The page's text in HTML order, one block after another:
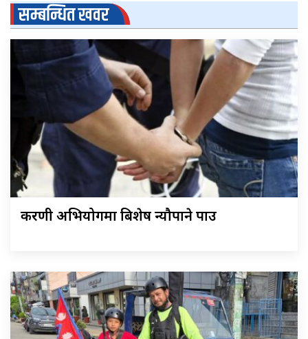
सम्बन्धित खवर
करणी अभियोगमा बिशेष न्यौपाने पक्राउ